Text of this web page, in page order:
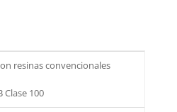
resinas convencionales
Clase 100